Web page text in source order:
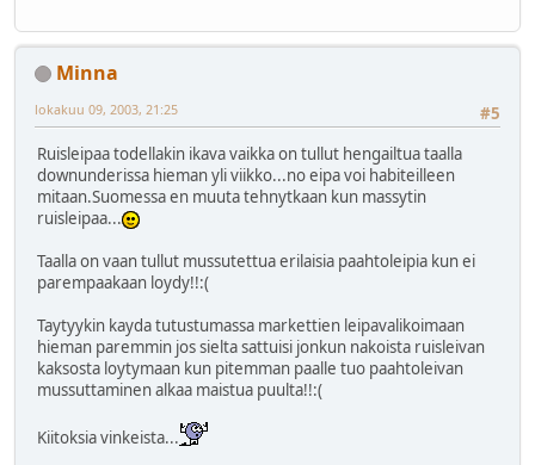
Minna
#5
lokakuu 09, 2003, 21:25
Ruisleipaa todellakin ikava vaikka on tullut hengailtua taalla
downunderissa hieman yli viikko...no eipa voi habiteilleen
mitaan.Suomessa en muuta tehnytkaan kun massytin
ruisleipaa...
Taalla on vaan tullut mussutettua erilaisia paahtoleipia kun ei
parempaakaan loydy!!:(
Taytyykin kayda tutustumassa markettien leipavalikoimaan
hieman paremmin jos sielta sattuisi jonkun nakoista ruisleivan
kaksosta loytymaan kun pitemman paalle tuo paahtoleivan
mussuttaminen alkaa maistua puulta!!:(
Kiitoksia vinkeista...